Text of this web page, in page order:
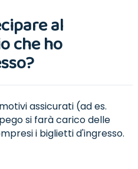
al
che ho
assicurati (ad es.
si farà carico delle
i biglietti d'ingresso.